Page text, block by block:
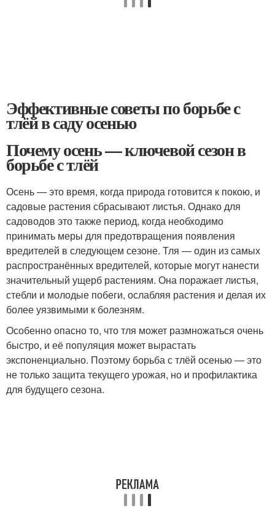
Эффективные советы по борьбе с
тлёй в саду осенью
Почему осень — ключевой сезон в
борьбе с тлёй
Осень — это время, когда природа готовится к покою, и
садовые растения сбрасывают листья. Однако для
садоводов это также период, когда необходимо
принимать меры для предотвращения появления
вредителей в следующем сезоне. Тля — один из самых
распространённых вредителей, которые могут нанести
значительный ущерб растениям. Она поражает листья,
стебли и молодые побеги, ослабляя растения и делая их
более уязвимыми к болезням.
Особенно опасно то, что тля может размножаться очень
быстро, и её популяция может вырастать
экспоненциально. Поэтому борьба с тлёй осенью — это
не только защита текущего урожая, но и профилактика
для будущего сезона.